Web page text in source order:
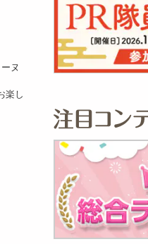
ヌ
楽し